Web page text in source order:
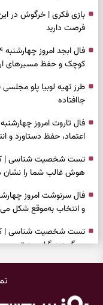
فرصت دارید
کوچک و حفظ مسیرهای
طرز تهیه لوبیا پلو
جاافتاده
اعتماد، حفظ دستاورد و
تست شخصیت شناسی | کدام
هوش غالب شما را
و انتخاب به‌موقع شکل
تست شخصیت شناسی |
می‌گوید دیگران چه
ساده و آرام‌کردن شلوغی